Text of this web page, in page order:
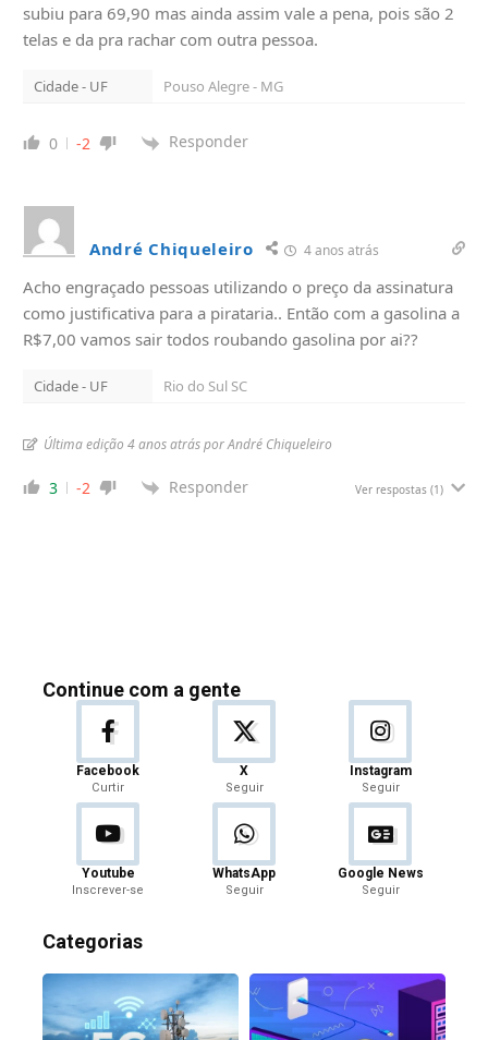
subiu para 69,90 mas ainda assim vale a pena, pois são 2
telas e da pra rachar com outra pessoa.
Cidade - UF Pouso Alegre - MG
0 -2 Responder
André Chiqueleiro 4 anos atrás
Acho engraçado pessoas utilizando o preço da assinatura
como justificativa para a pirataria.. Então com a gasolina a
R$7,00 vamos sair todos roubando gasolina por ai??
Cidade - UF Rio do Sul SC
Última edição 4 anos atrás por André Chiqueleiro
3 -2 Responder Ver respostas (1)
Continue com a gente
Facebook
Curtir
X
Seguir
Instagram
Seguir
Youtube
Inscrever-se
WhatsApp
Seguir
Google News
Seguir
Categorias